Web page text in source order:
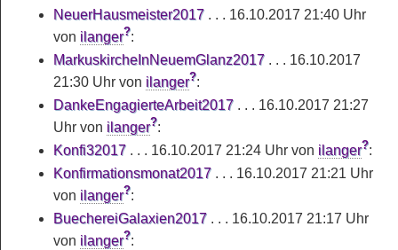
NeuerHausmeister2017 . . . 16.10.2017 21:40 Uhr
von ilanger?:
MarkuskircheInNeuemGlanz2017 . . . 16.10.2017
21:30 Uhr von ilanger?:
DankeEngagierteArbeit2017 . . . 16.10.2017 21:27
Uhr von ilanger?:
Konfi32017 . . . 16.10.2017 21:24 Uhr von ilanger?:
Konfirmationsmonat2017 . . . 16.10.2017 21:21 Uhr
von ilanger?:
BuechereiGalaxien2017 . . . 16.10.2017 21:17 Uhr
von ilanger?: